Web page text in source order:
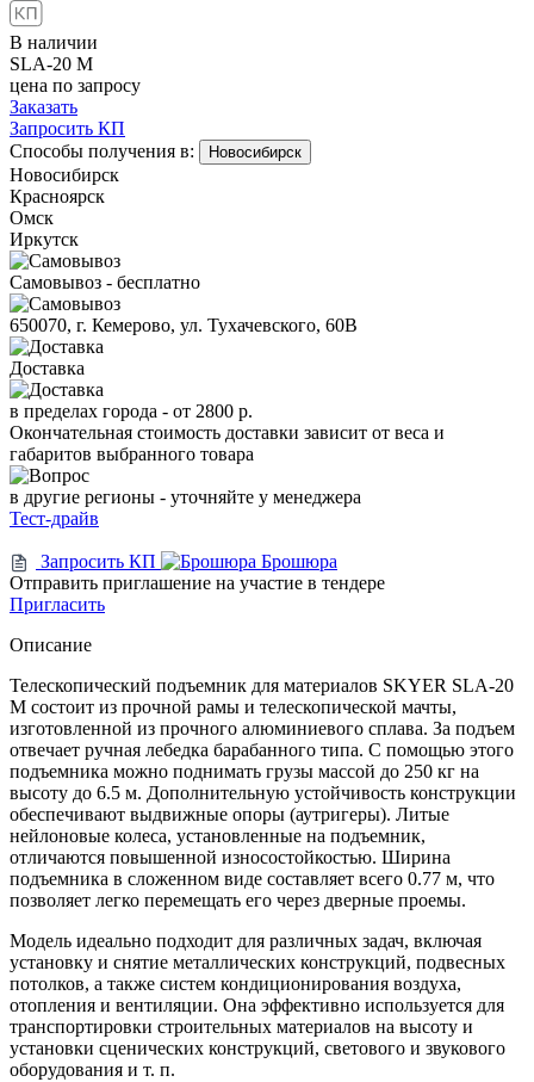
В наличии
SLA-20 M
цена по запросу
Заказать
Запросить КП
Способы получения в:
Новосибирск
Новосибирск
Красноярск
Омск
Иркутск
Самовывоз - бесплатно
650070, г. Кемерово, ул. Тухачевского, 60В
Доставка
в пределах города - от 2800 р.
Окончательная стоимость доставки зависит от веса и
габаритов выбранного товара
в другие регионы - уточняйте у менеджера
Тест-драйв
Запросить КП
Брошюра
Отправить приглашение на участие в тендере
Пригласить
Описание
Телескопический подъемник для материалов SKYER SLA-20
M состоит из прочной рамы и телескопической мачты,
изготовленной из прочного алюминиевого сплава. За подъем
отвечает ручная лебедка барабанного типа. С помощью этого
подъемника можно поднимать грузы массой до 250 кг на
высоту до 6.5 м. Дополнительную устойчивость конструкции
обеспечивают выдвижные опоры (аутригеры). Литые
нейлоновые колеса, установленные на подъемник,
отличаются повышенной износостойкостью. Ширина
подъемника в сложенном виде составляет всего 0.77 м, что
позволяет легко перемещать его через дверные проемы.
Модель идеально подходит для различных задач, включая
установку и снятие металлических конструкций, подвесных
потолков, а также систем кондиционирования воздуха,
отопления и вентиляции. Она эффективно используется для
транспортировки строительных материалов на высоту и
установки сценических конструкций, светового и звукового
оборудования и т. п.